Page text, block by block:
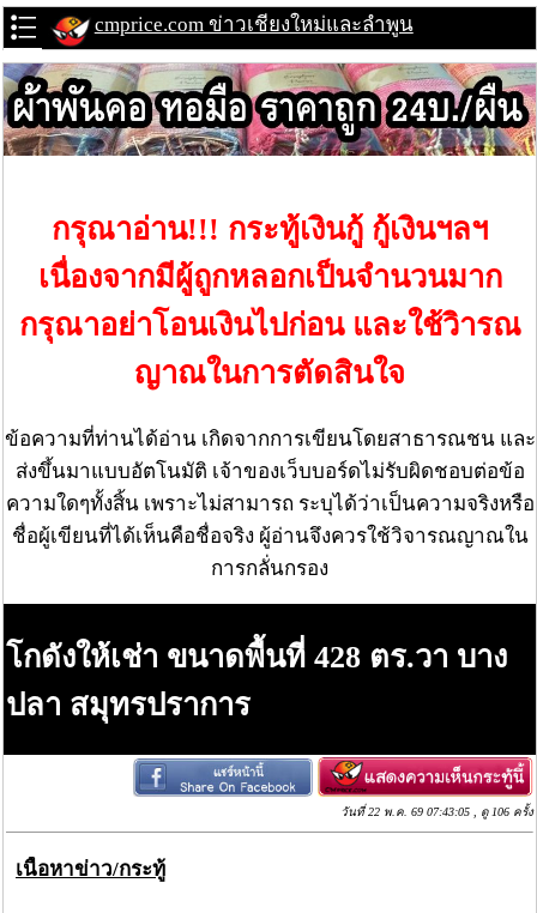
cmprice.com ข่าวเชียงใหม่และลำพูน
กรุณาอ่าน!!! กระทู้เงินกู้ กู้เงินฯลฯ
เนื่องจากมีผู้ถูกหลอกเป็นจำนวนมาก
กรุณาอย่าโอนเงินไปก่อน และใช้วิารณ
ญาณในการตัดสินใจ
ข้อความที่ท่านได้อ่าน เกิดจากการเขียนโดยสาธารณชน และ
ส่งขึ้นมาแบบอัตโนมัติ เจ้าของเว็บบอร์ดไม่รับผิดชอบต่อข้อ
ความใดๆทั้งสิ้น เพราะไม่สามารถ ระบุได้ว่าเป็นความจริงหรือ
ชื่อผู้เขียนที่ได้เห็นคือชื่อจริง ผู้อ่านจึงควรใช้วิจารณญาณใน
การกลั่นกรอง
โกดังให้เช่า ขนาดพื้นที่ 428 ตร.วา บาง
ปลา สมุทรปราการ
วันที่ 22 พ.ค. 69 07:43:05 , ดู 106 ครั้ง
เนื้อหาข่าว/กระทู้